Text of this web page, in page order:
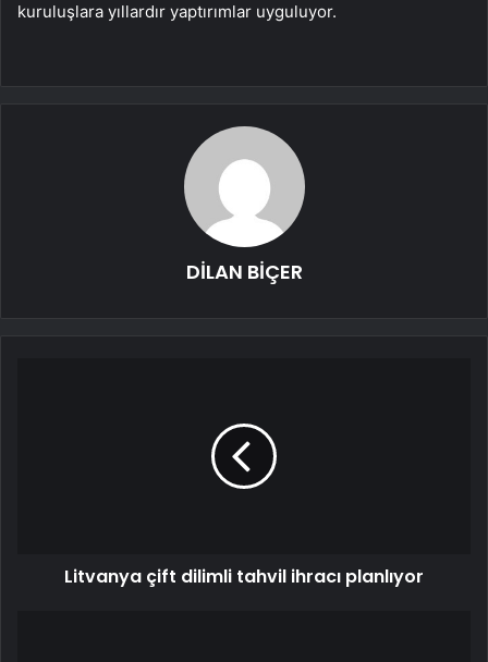
kuruluşlara yıllardır yaptırımlar uyguluyor.
DİLAN BİÇER
Litvanya çift dilimli tahvil ihracı planlıyor